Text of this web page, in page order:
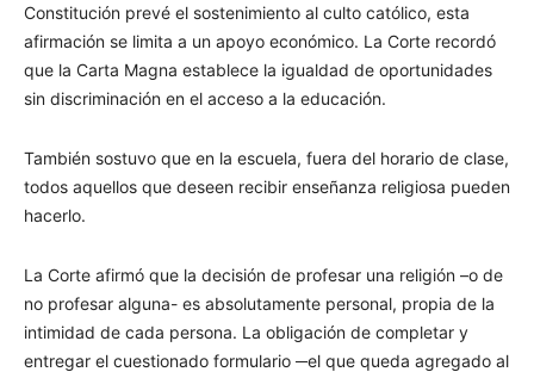
Constitución prevé el sostenimiento al culto católico, esta
afirmación se limita a un apoyo económico. La Corte recordó
que la Carta Magna establece la igualdad de oportunidades
sin discriminación en el acceso a la educación.
También sostuvo que en la escuela, fuera del horario de clase,
todos aquellos que deseen recibir enseñanza religiosa pueden
hacerlo.
La Corte afirmó que la decisión de profesar una religión –o de
no profesar alguna- es absolutamente personal, propia de la
intimidad de cada persona. La obligación de completar y
entregar el cuestionado formulario ─el que queda agregado al